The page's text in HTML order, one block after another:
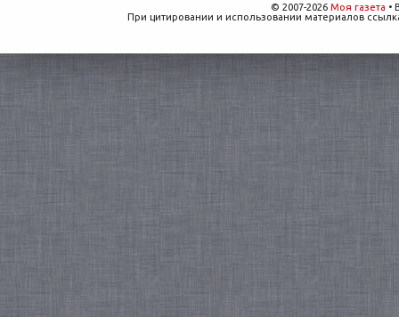
© 2007-2026 Моя газета •
При цитировании и использовании материалов